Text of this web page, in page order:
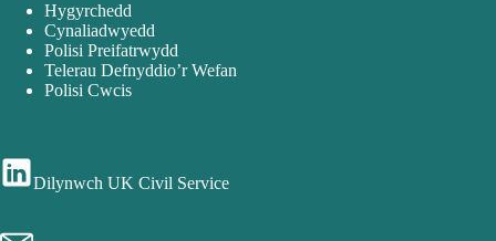
Hygyrchedd
Cynaliadwyedd
Polisi Preifatrwydd
Telerau Defnyddio’r Wefan
Polisi Cwcis
Dilynwch UK Civil Service